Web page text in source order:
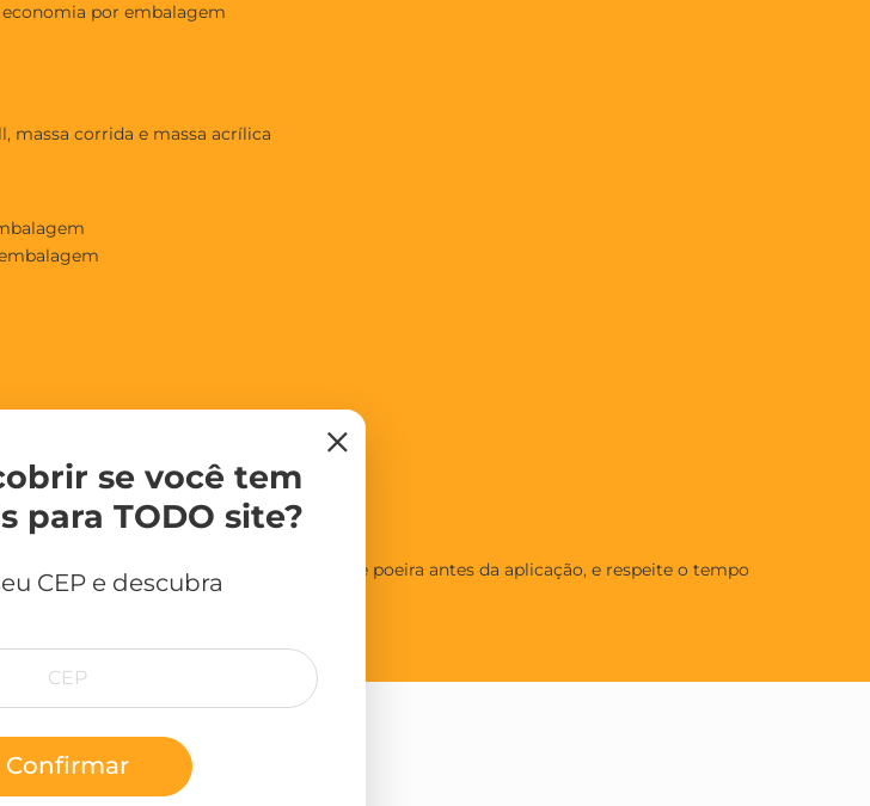
×
se você tem
para TODO site?
CEP e descubra
Confirmar
por embalagem
massa corrida e massa acrílica
airless
a superfície limpa, seca e livre de poeira antes da aplicação, e respeite o tempo
viu também